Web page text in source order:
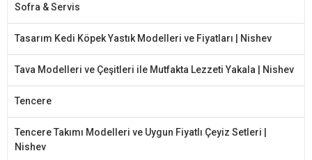
Sofra & Servis
Tasarım Kedi Köpek Yastık Modelleri ve Fiyatları | Nishev
Tava Modelleri ve Çeşitleri ile Mutfakta Lezzeti Yakala | Nishev
Tencere
Tencere Takımı Modelleri ve Uygun Fiyatlı Çeyiz Setleri |
Nishev